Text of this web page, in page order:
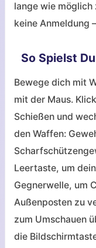
lange wie möglich
keine Anmeldung
So Spielst
Bewege dich mit
mit der Maus.
Schießen und
den Waffen:
Leertaste, um
Gegnerwelle, um
Außenposten zu
zum Umschauen
die